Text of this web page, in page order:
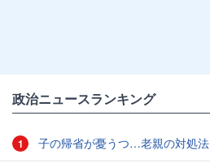
政治ニュースランキング
1 子の帰省が憂うつ…老親の対処法